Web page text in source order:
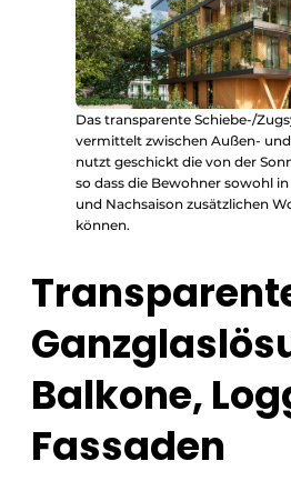
Das transparente Schiebe-/
vermittelt zwischen Außen-
nutzt geschickt die von der
so dass die Bewohner sowohl
und Nachsaison zusätzlichen
können.
Balkone,
Fassaden